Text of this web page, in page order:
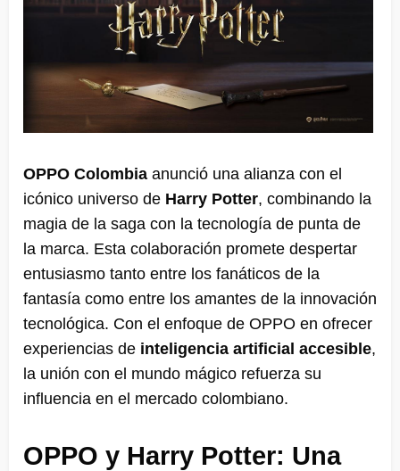
OPPO Colombia anunció una alianza con el
icónico universo de Harry Potter, combinando la
magia de la saga con la tecnología de punta de
la marca. Esta colaboración promete despertar
entusiasmo tanto entre los fanáticos de la
fantasía como entre los amantes de la innovación
tecnológica. Con el enfoque de OPPO en ofrecer
experiencias de inteligencia artificial accesible,
la unión con el mundo mágico refuerza su
influencia en el mercado colombiano.
OPPO y Harry Potter: Una